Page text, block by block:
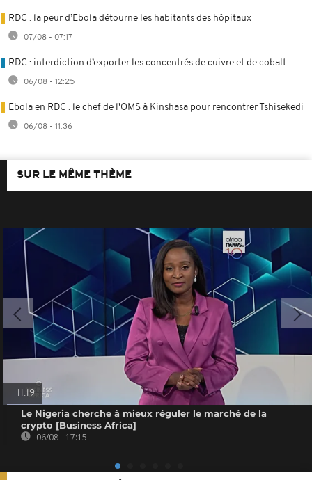
RDC : la peur d’Ebola détourne les habitants des hôpitaux
07/08 - 07:17
RDC : interdiction d’exporter les concentrés de cuivre et de cobalt
06/08 - 12:25
Ebola en RDC : le chef de l'OMS à Kinshasa pour rencontrer Tshisekedi
06/08 - 11:36
SUR LE MÊME THÈME
11:19
Le Nigeria cherche à mieux réguler le marché de la
crypto [Business Africa]
06/08 - 17:15